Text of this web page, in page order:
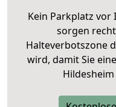
Kein Parkplatz vor
sorgen
Halteverbotszone
wird, damit Sie